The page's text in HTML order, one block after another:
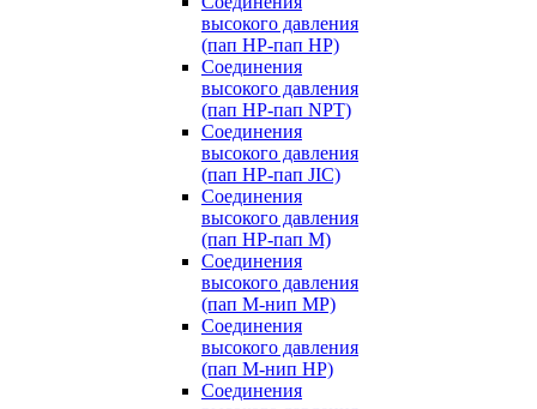
высокого давления
(пап HP-пап HP)
Соединения
высокого давления
(пап HP-пап NPT)
Соединения
высокого давления
(пап HP-пап JIC)
Соединения
высокого давления
(пап HP-пап M)
Соединения
высокого давления
(пап M-нип MP)
Соединения
высокого давления
(пап M-нип HP)
Соединения